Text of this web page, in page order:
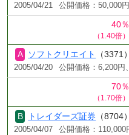
2005/04/21 公開価格：50,000
40％
（1.40倍）
ソフトクリエイト （3371）
2005/04/20 公開価格：6,200円
70％
（1.70倍）
トレイダーズ証券 （8704）
2005/04/07 公開価格：110,000